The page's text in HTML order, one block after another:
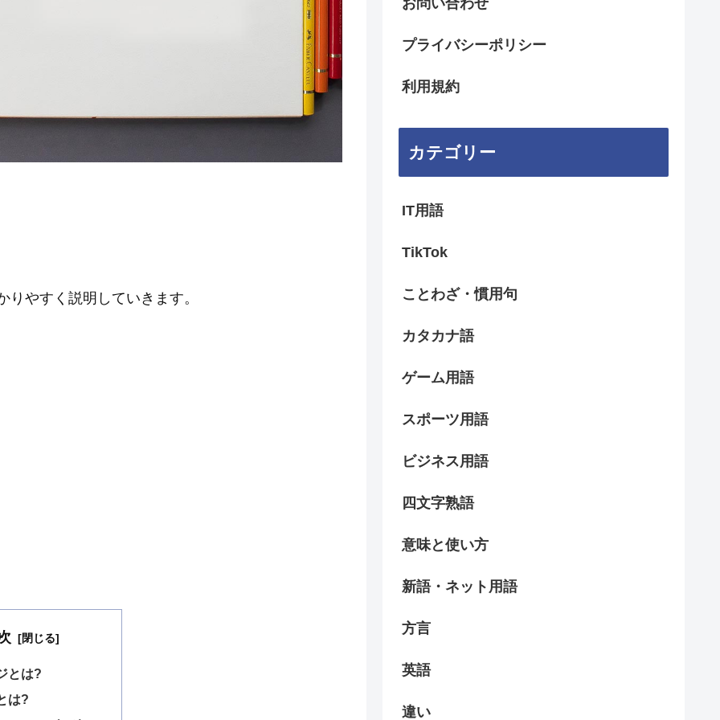
やすく説明していきます。
とは?
は?
プライバシーポリシー
利用規約
カテゴリー
IT用語
TikTok
ことわざ・慣用句
カタカナ語
ゲーム用語
スポーツ用語
ビジネス用語
四文字熟語
意味と使い方
新語・ネット用語
方言
英語
違い